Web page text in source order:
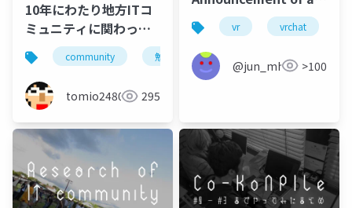
10年にわたり地方ITコ
ミュニティに関わって
見えたことcommunity 勉強会
tomio2480 295
Series of Summer
Music Festival in
VRChat
vr vrchat
@jun_mh4g>100